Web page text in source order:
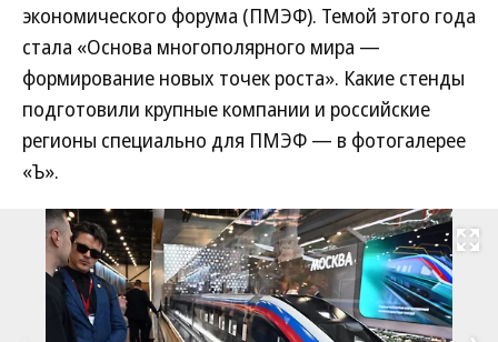
экономического форума (ПМЭФ). Темой этого года
стала «Основа многополярного мира —
формирование новых точек роста». Какие стенды
подготовили крупные компании и российские
регионы специально для ПМЭФ — в фотогалерее
«Ъ».
Развернуть